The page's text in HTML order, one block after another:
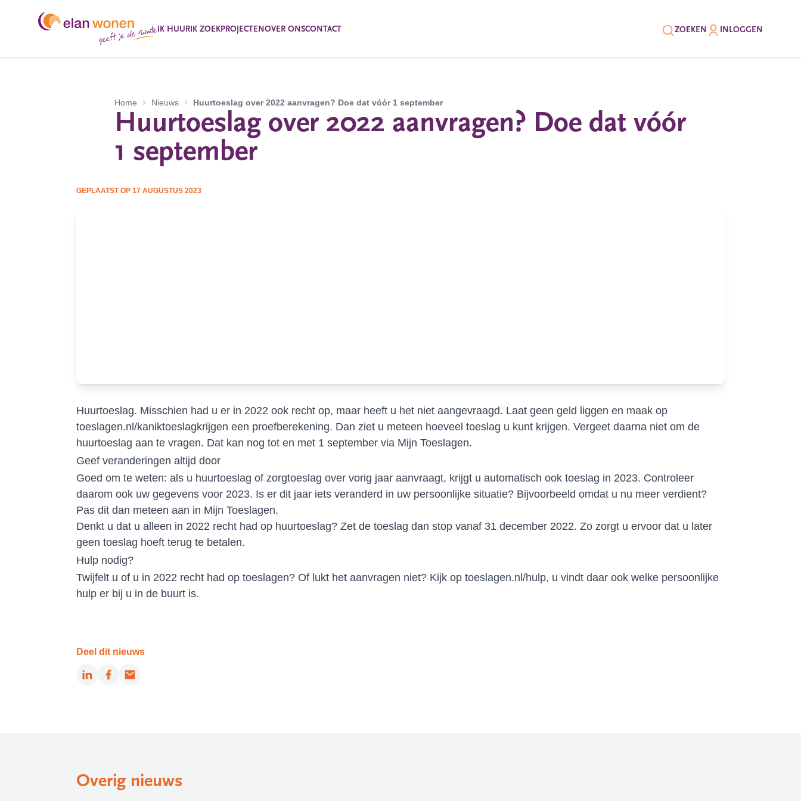
IK HUURIK ZOEKPROJECTENOVER ONSCONTACT ZOEKEN INLOGGEN
Home Nieuws Huurtoeslag over 2022 aanvragen? Doe dat vóór 1 september
Huurtoeslag over 2022 aanvragen? Doe dat vóór
1 september
GEPLAATST OP 17 AUGUSTUS 2023
Huurtoeslag. Misschien had u er in 2022 ook recht op, maar heeft u het niet aangevraagd. Laat geen geld liggen en maak op
toeslagen.nl/kaniktoeslagkrijgen een proefberekening. Dan ziet u meteen hoeveel toeslag u kunt krijgen. Vergeet daarna niet om de
huurtoeslag aan te vragen. Dat kan nog tot en met 1 september via Mijn Toeslagen.
Geef veranderingen altijd door
Goed om te weten: als u huurtoeslag of zorgtoeslag over vorig jaar aanvraagt, krijgt u automatisch ook toeslag in 2023. Controleer
daarom ook uw gegevens voor 2023. Is er dit jaar iets veranderd in uw persoonlijke situatie? Bijvoorbeeld omdat u nu meer verdient?
Pas dit dan meteen aan in Mijn Toeslagen.
Denkt u dat u alleen in 2022 recht had op huurtoeslag? Zet de toeslag dan stop vanaf 31 december 2022. Zo zorgt u ervoor dat u later
geen toeslag hoeft terug te betalen.
Hulp nodig?
Twijfelt u of u in 2022 recht had op toeslagen? Of lukt het aanvragen niet? Kijk op toeslagen.nl/hulp, u vindt daar ook welke persoonlijke
hulp er bij u in de buurt is.
Deel dit nieuws
LinkedInFacebook
Email
Overig nieuws